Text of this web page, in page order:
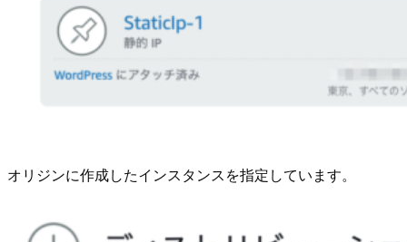
オリジンに作成したインスタンスを指定しています。